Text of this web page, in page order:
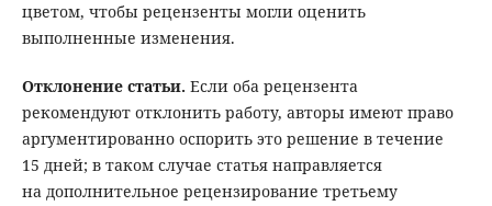
цветом, чтобы рецензенты могли оценить
выполненные изменения.
Отклонение статьи. Если оба рецензента
рекомендуют отклонить работу, авторы имеют право
аргументированно оспорить это решение в течение
15 дней; в таком случае статья направляется
на дополнительное рецензирование третьему